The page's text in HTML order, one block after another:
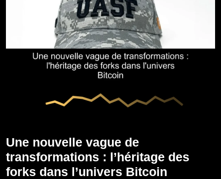
Une nouvelle vague de
transformations : l’héritage des
forks dans l’univers Bitcoin